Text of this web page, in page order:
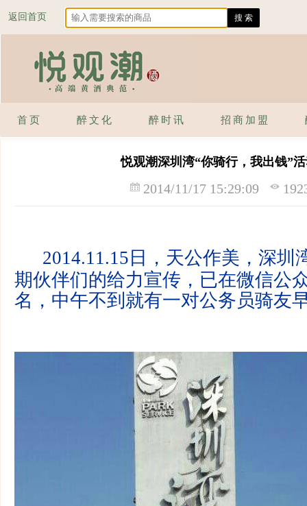
返回首页
首页 醉文化 醉时讯 招商加盟
悦观潮深圳湾“你骑行，我出钱”
2014/11/17 15:29:09
2014.11.15日，天公作美，深圳
期伙伴们的给力宣传，已在微信公
名，中午不到就有一对公务员骑友